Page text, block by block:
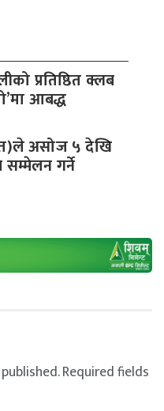
प्रतिष्ठित क्लब
आबद्ध
असोज ५ देखि
सम्मेलन गर्ने
Required fields